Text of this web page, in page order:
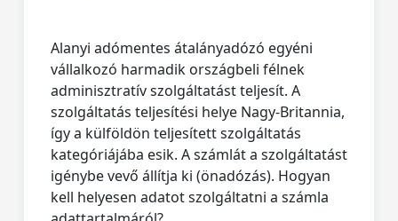
Alanyi adómentes átalányadózó egyéni
vállalkozó harmadik országbeli félnek
adminisztratív szolgáltatást teljesít. A
szolgáltatás teljesítési helye Nagy-Britannia,
így a külföldön teljesített szolgáltatás
kategóriájába esik. A számlát a szolgáltatást
igénybe vevő állítja ki (önadózás). Hogyan
kell helyesen adatot szolgáltatni a számla